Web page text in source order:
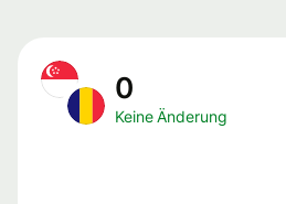
0
Keine Änderung